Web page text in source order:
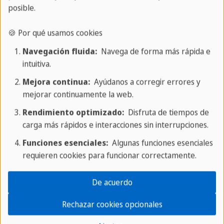
¿Quieres cargar el contenido externo
Sí
Para aceptar este servicio de forma
posible.
🍪 Por qué usamos cookies
Navegación fluida:Navega de forma más rápida e
intuitiva.
Mejora continua:Ayúdanos a corregir errores y
mejorar continuamente la web.
Rendimiento optimizado:Disfruta de tiempos de
carga más rápidos e interacciones sin interrupciones.
Funciones esenciales:Algunas funciones esenciales
requieren cookies para funcionar correctamente.
Rechazar cookies opcionales
De acuerdo